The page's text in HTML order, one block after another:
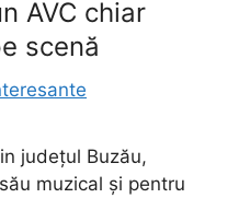
AVC chiar
scenă
județul Buzău,
muzical și pentru